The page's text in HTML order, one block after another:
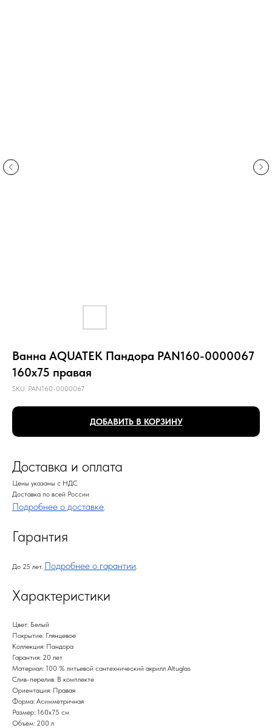
Ванна AQUATEK Пандора PAN160-0000067
160х75 правая
SKU: PAN160-0000067
ДОБАВИТЬ В КОРЗИНУ
Доставка и оплата
Цены указаны с НДС
Доставка по всей России
Подробнее о доставке.
Гарантия
До 25 лет. Подробнее о гарантии.
Характеристики
Цвет: Белый
Покрытие: Глянцевое
Коллекция: Пандора
Гарантия: 20 лет
Материал: 100 % литьевой сантехнический акрилл Altuglas
Слив-перелив: В комплекте
Ориентация: Правая
Форма: Асимметричная
Размер: 160х75 см
Объем: 200 л